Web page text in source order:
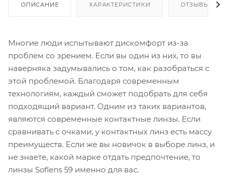
ОПИСАНИЕ ХАРАКТЕРИСТИКИ ОТЗЫВЫ
Многие люди испытывают дискомфорт из-за
проблем со зрением. Если вы один из них, то вы
наверняка задумывались о том, как разобраться с
этой проблемой. Благодаря современным
технологиям, каждый сможет подобрать для себя
подходящий вариант. Одним из таких вариантов,
являются современные контактные линзы. Если
сравнивать с очками, у контактных линз есть массу
преимуществ. Если же вы новичок в выборе линз, и
не знаете, какой марке отдать предпочтение, то
линзы Soflens 59 именно для вас.